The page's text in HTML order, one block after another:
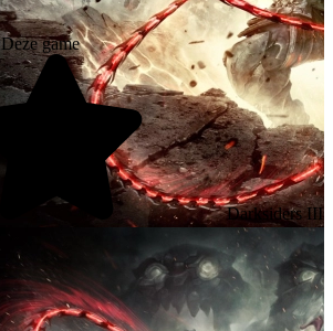
Deze game
Darksiders III